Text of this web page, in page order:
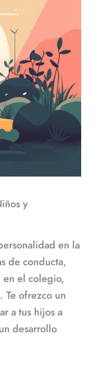
y
en la
de conducta,
en el colegio,
Te ofrezco un
a tus hijos a
desarrollo